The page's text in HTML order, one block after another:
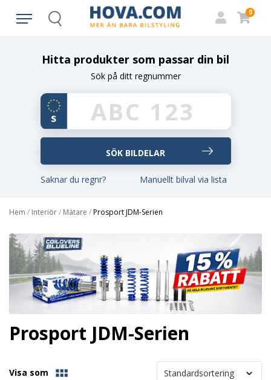
Search
0
Hitta produkter som passar din bil
Sök på ditt regnummer
Saknar du regnr? Manuellt bilval via lista
Hem / Interiör/ Mätare /Prosport JDM-Serien
Prosport JDM-Serien
Visa som